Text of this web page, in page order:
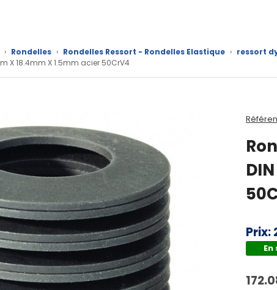
› Rondelles › Rondelles Ressort - Rondelles Elastique › ressort
X 18.4mm X 1.5mm acier 50CrV4
Prix: